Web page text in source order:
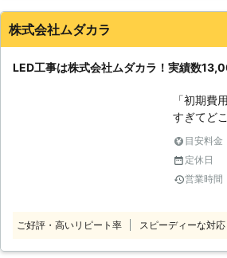
した私どもSME
とができました。 【当社工法の特徴】 ①従
設足場を
ため、仮
間稼働の工場でも
ペースを
も約3日と
RAEE工
法のためお客
結果的に大幅な
株式会社ムダカラ
LED工事は株式会社ムダカラ！実績数
「初期費
すぎてど
よう…。無料
するお悩
のお客様から
魅力】 弊
るい環境
ようにも手に
交換しよ
目安料金
定休日
営業時間
ご好評・高いリピート率 スピーディーな対応